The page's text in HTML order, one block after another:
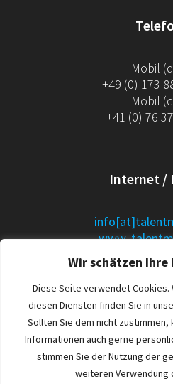
Wir schätzen Ihre
Diese Seite verwendet
diesen Diensten finden Sie in
Sollten Sie dem nicht
Informationen auch gerne
stimmen Sie der Nutzung der
weiteren Verwendung
Mobil
+49 (0) 173
Mobil
+41 (0) 76
Internet /
www.
»